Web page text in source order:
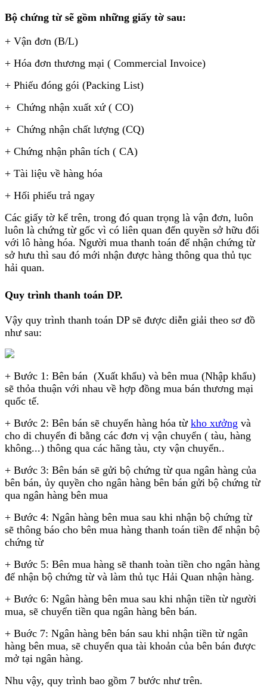
Bộ chứng từ sẽ gồm những giấy tờ sau:
+ Vận đơn (B/L)
+ Hóa đơn thương mại ( Commercial Invoice)
+ Phiếu đóng gói (Packing List)
+ Chứng nhận xuất xứ ( CO)
+ Chứng nhận chất lượng (CQ)
+ Chứng nhận phân tích ( CA)
+ Tài liệu về hàng hóa
+ Hối phiếu trả ngay
Các giấy tờ kể trên, trong đó quan trọng là vận đơn, luôn
luôn là chứng từ gốc vì có liên quan đến quyền sở hữu đối
với lô hàng hóa. Người mua thanh toán để nhận chứng từ
sở hưu thì sau đó mới nhận được hàng thông qua thủ tục
hải quan.
Quy trình thanh toán DP.
Vậy quy trình thanh toán DP sẽ được diễn giải theo sơ đồ
như sau:
+ Bước 1: Bên bán (Xuất khẩu) và bên mua (Nhập khẩu)
sẽ thỏa thuận với nhau về hợp đồng mua bán thương mại
quốc tế.
+ Bước 2: Bên bán sẽ chuyển hàng hóa từ kho xưởng và
cho di chuyển đi bằng các đơn vị vận chuyển ( tàu, hàng
không...) thông qua các hãng tàu, cty vận chuyển..
+ Bước 3: Bên bán sẽ gửi bộ chứng từ qua ngân hàng của
bên bán, ủy quyền cho ngân hàng bên bán gửi bộ chứng từ
qua ngân hàng bên mua
+ Bước 4: Ngân hàng bên mua sau khi nhận bộ chứng từ
sẽ thông báo cho bên mua hàng thanh toán tiền để nhận bộ
chứng từ
+ Bước 5: Bên mua hàng sẽ thanh toàn tiền cho ngân hàng
để nhận bộ chứng từ và làm thủ tục Hải Quan nhận hàng.
+ Bước 6: Ngân hàng bên mua sau khi nhận tiền từ người
mua, sẽ chuyển tiền qua ngân hàng bên bán.
+ Buớc 7: Ngân hàng bên bán sau khi nhận tiền từ ngân
hàng bên mua, sẽ chuyển qua tài khoản của bên bán được
mở tại ngân hàng.
Nhu vậy, quy trình bao gồm 7 bước như trên.